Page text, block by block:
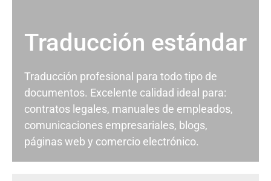
Traducción estándar
Traducción profesional para todo tipo de
documentos. Excelente calidad ideal para:
contratos legales, manuales de empleados,
comunicaciones empresariales, blogs,
páginas web y comercio electrónico.